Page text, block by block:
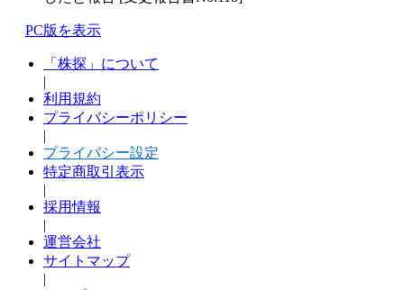
PC版を表示
「株探」について
|
利用規約
プライバシーポリシー
|
プライバシー設定
特定商取引表示
|
採用情報
|
運営会社
サイトマップ
|